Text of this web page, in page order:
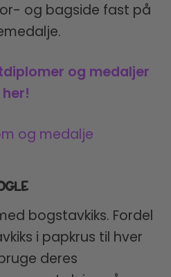
og bagside fast på
og medaljer
her!
bogstavkiks. Fordel
i papkrus til hver
deres